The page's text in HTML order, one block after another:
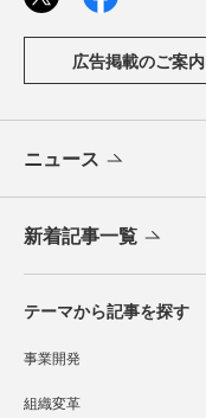
広告掲載のご案内
ニュース
新着記事一覧
テーマから記事を探す
事業開発
組織変革